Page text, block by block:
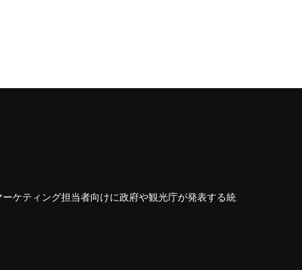
ケティング担当者向けに政府や観光庁が発表する統